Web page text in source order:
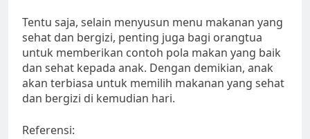
Tentu saja, selain menyusun menu makanan yang
sehat dan bergizi, penting juga bagi orangtua
untuk memberikan contoh pola makan yang baik
dan sehat kepada anak. Dengan demikian, anak
akan terbiasa untuk memilih makanan yang sehat
dan bergizi di kemudian hari.
Referensi: